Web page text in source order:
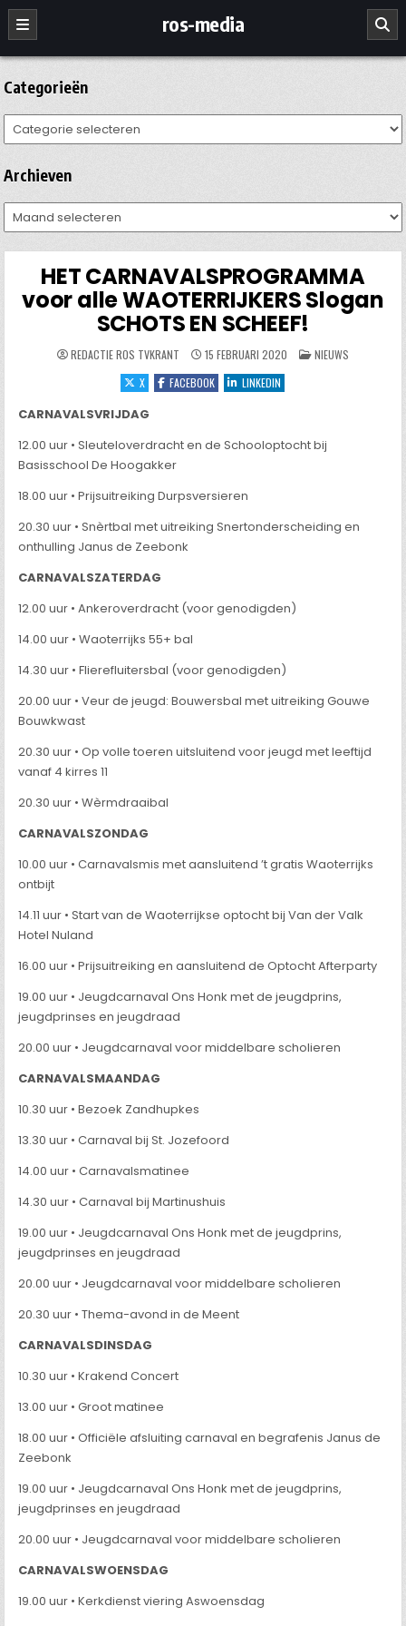
Ga
naar
de
inhoud
ros-media
Categorieën
Categorieën
Archieven
Archieven
HET CARNAVALSPROGRAMMA
voor alle WAOTERRIJKERS Slogan
SCHOTS EN SCHEEF!
REDACTIE ROS TVKRANT 15 FEBRUARI 2020 GEPLAATST
IN
NIEUWS
X
FACEBOOK LINKEDIN
CARNAVALSVRIJDAG
12.00 uur • Sleuteloverdracht en de Schooloptocht bij
Basisschool De Hoogakker
18.00 uur • Prijsuitreiking Durpsversieren
20.30 uur • Snèrtbal met uitreiking Snertonderscheiding en
onthulling Janus de Zeebonk
CARNAVALSZATERDAG
12.00 uur • Ankeroverdracht (voor genodigden)
14.00 uur • Waoterrijks 55+ bal
14.30 uur • Flierefluitersbal (voor genodigden)
20.00 uur • Veur de jeugd: Bouwersbal met uitreiking Gouwe
Bouwkwast
20.30 uur • Op volle toeren uitsluitend voor jeugd met leeftijd
vanaf 4 kirres 11
20.30 uur • Wèrmdraaibal
CARNAVALSZONDAG
10.00 uur • Carnavalsmis met aansluitend ’t gratis Waoterrijks
ontbijt
14.11 uur • Start van de Waoterrijkse optocht bij Van der Valk
Hotel Nuland
16.00 uur • Prijsuitreiking en aansluitend de Optocht Afterparty
19.00 uur • Jeugdcarnaval Ons Honk met de jeugdprins,
jeugdprinses en jeugdraad
20.00 uur • Jeugdcarnaval voor middelbare scholieren
CARNAVALSMAANDAG
10.30 uur • Bezoek Zandhupkes
13.30 uur • Carnaval bij St. Jozefoord
14.00 uur • Carnavalsmatinee
14.30 uur • Carnaval bij Martinushuis
19.00 uur • Jeugdcarnaval Ons Honk met de jeugdprins,
jeugdprinses en jeugdraad
20.00 uur • Jeugdcarnaval voor middelbare scholieren
20.30 uur • Thema-avond in de Meent
CARNAVALSDINSDAG
10.30 uur • Krakend Concert
13.00 uur • Groot matinee
18.00 uur • Officiële afsluiting carnaval en begrafenis Janus de
Zeebonk
19.00 uur • Jeugdcarnaval Ons Honk met de jeugdprins,
jeugdprinses en jeugdraad
20.00 uur • Jeugdcarnaval voor middelbare scholieren
CARNAVALSWOENSDAG
19.00 uur • Kerkdienst viering Aswoensdag